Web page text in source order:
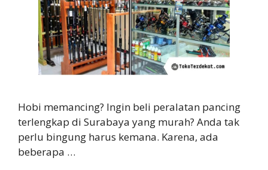
Hobi memancing? Ingin beli peralatan pancing
terlengkap di Surabaya yang murah? Anda tak
perlu bingung harus kemana. Karena, ada
beberapa …